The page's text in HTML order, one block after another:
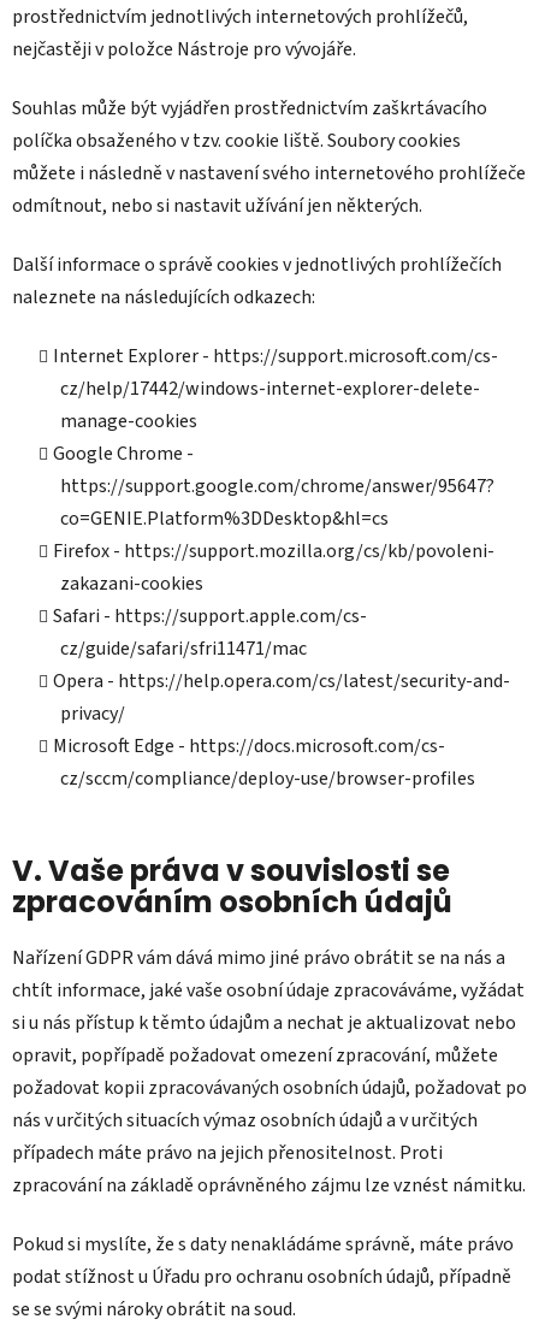
prostřednictvím jednotlivých internetových prohlížečů,
nejčastěji v položce Nástroje pro vývojáře.
Souhlas může být vyjádřen prostřednictvím zaškrtávacího
políčka obsaženého v tzv. cookie liště. Soubory cookies
můžete i následně v nastavení svého internetového prohlížeče
odmítnout, nebo si nastavit užívání jen některých.
Další informace o správě cookies v jednotlivých prohlížečích
naleznete na následujících odkazech:
Internet Explorer - https://support.microsoft.com/cs-
cz/help/17442/windows-internet-explorer-delete-
manage-cookies
Google Chrome -
https://support.google.com/chrome/answer/95647?
co=GENIE.Platform%3DDesktop&hl=cs
Firefox - https://support.mozilla.org/cs/kb/povoleni-
zakazani-cookies
Safari - https://support.apple.com/cs-
cz/guide/safari/sfri11471/mac
Opera - https://help.opera.com/cs/latest/security-and-
privacy/
Microsoft Edge - https://docs.microsoft.com/cs-
cz/sccm/compliance/deploy-use/browser-profiles
V. Vaše práva v souvislosti se
zpracováním osobních údajů
Nařízení GDPR vám dává mimo jiné právo obrátit se na nás a
chtít informace, jaké vaše osobní údaje zpracováváme, vyžádat
si u nás přístup k těmto údajům a nechat je aktualizovat nebo
opravit, popřípadě požadovat omezení zpracování, můžete
požadovat kopii zpracovávaných osobních údajů, požadovat po
nás v určitých situacích výmaz osobních údajů a v určitých
případech máte právo na jejich přenositelnost. Proti
zpracování na základě oprávněného zájmu lze vznést námitku.
Pokud si myslíte, že s daty nenakládáme správně, máte právo
podat stížnost u Úřadu pro ochranu osobních údajů, případně
se se svými nároky obrátit na soud.